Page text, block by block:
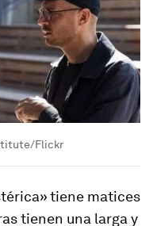
Flickr
tiene matices
tienen una larga y